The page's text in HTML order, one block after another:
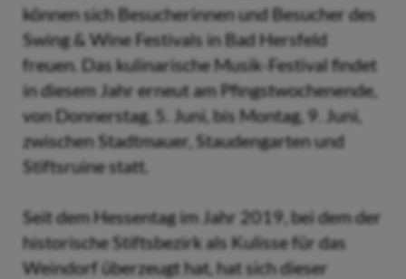
können sich Besucherinnen und Besucher des
Swing & Wine Festivals in Bad Hersfeld
freuen. Das kulinarische Musik-Festival findet
in diesem Jahr erneut am Pfingstwochenende,
von Donnerstag, 5. Juni, bis Montag, 9. Juni,
zwischen Stadtmauer, Staudengarten und
Stiftsruine statt.
Seit dem Hessentag im Jahr 2019, bei dem der
historische Stiftsbezirk als Kulisse für das
Weindorf überzeugt hat, hat sich dieser